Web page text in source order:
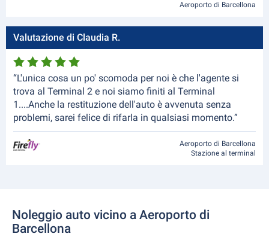
Aeroporto di Barcellona
Valutazione di Claudia R.
“L'unica cosa un po' scomoda per noi è che l'agente si
trova al Terminal 2 e noi siamo finiti al Terminal
1....Anche la restituzione dell'auto è avvenuta senza
problemi, sarei felice di rifarla in qualsiasi momento.”
Aeroporto di Barcellona
Stazione al terminal
Noleggio auto vicino a Aeroporto di
Barcellona